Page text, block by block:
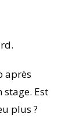
après
stage. Est
plus ?